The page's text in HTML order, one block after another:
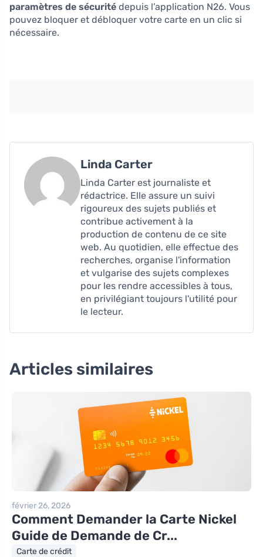
paramètres de sécurité depuis l’application N26. Vous
pouvez bloquer et débloquer votre carte en un clic si
nécessaire.
Linda Carter
Linda Carter est journaliste et
rédactrice. Elle assure un suivi
rigoureux des sujets publiés et
contribue activement à la
production de contenu de ce site
web. Au quotidien, elle effectue des
recherches, organise l'information
et vulgarise des sujets complexes
pour les rendre accessibles à tous,
en privilégiant toujours l'utilité pour
le lecteur.
Articles similaires
février 26, 2026
Comment Demander la Carte Nickel
Guide de Demande de Cr...
Carte de crédit